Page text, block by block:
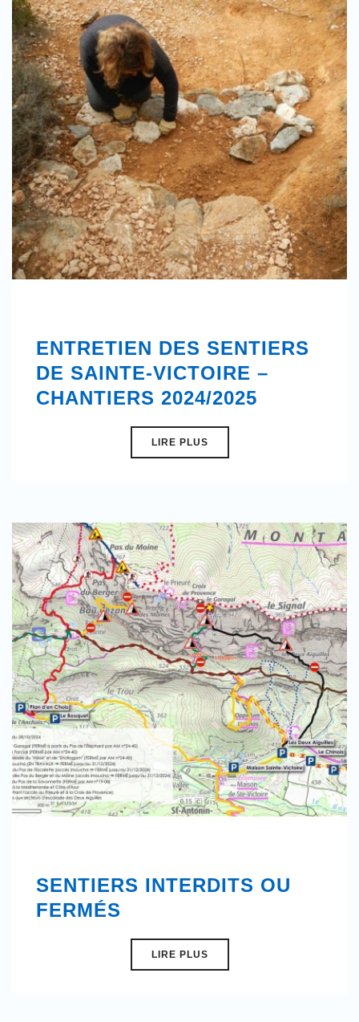
ENTRETIEN DES SENTIERS
DE SAINTE-VICTOIRE –
CHANTIERS 2024/2025
LIRE PLUS
SENTIERS INTERDITS OU
FERMÉS
LIRE PLUS